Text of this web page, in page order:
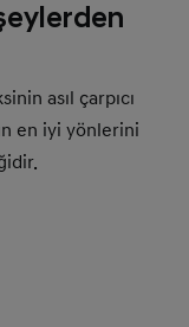
asıl çarpıcı
en iyi yönlerini